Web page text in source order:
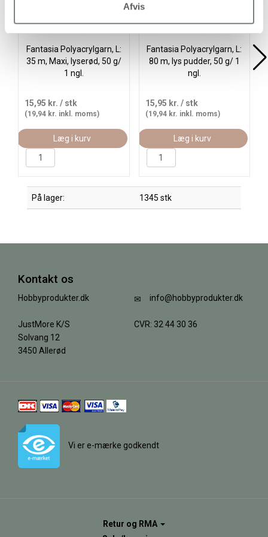
Afvis
Fantasia Polyacrylgarn, L:
35 m, Maxi, lyserød, 50 g/
1 ngl.
15,95 kr. / stk
(19,94 kr. inkl. moms)
Læg i kurv
Fantasia Polyacrylgarn, L:
80 m, lys pudder, 50 g/ 1
ngl.
15,95 kr. / stk
(19,94 kr. inkl. moms)
Læg i kurv
På lager: 1345 stk
Kontakt os
Hobbyprodukter.dk
JustMore K/S
Solvang 12
3450 Allerød
info@hobbyprodukter.dk
CVR: 32 44 30 36
Vi er e-mærke godkendt
Retur og RMA